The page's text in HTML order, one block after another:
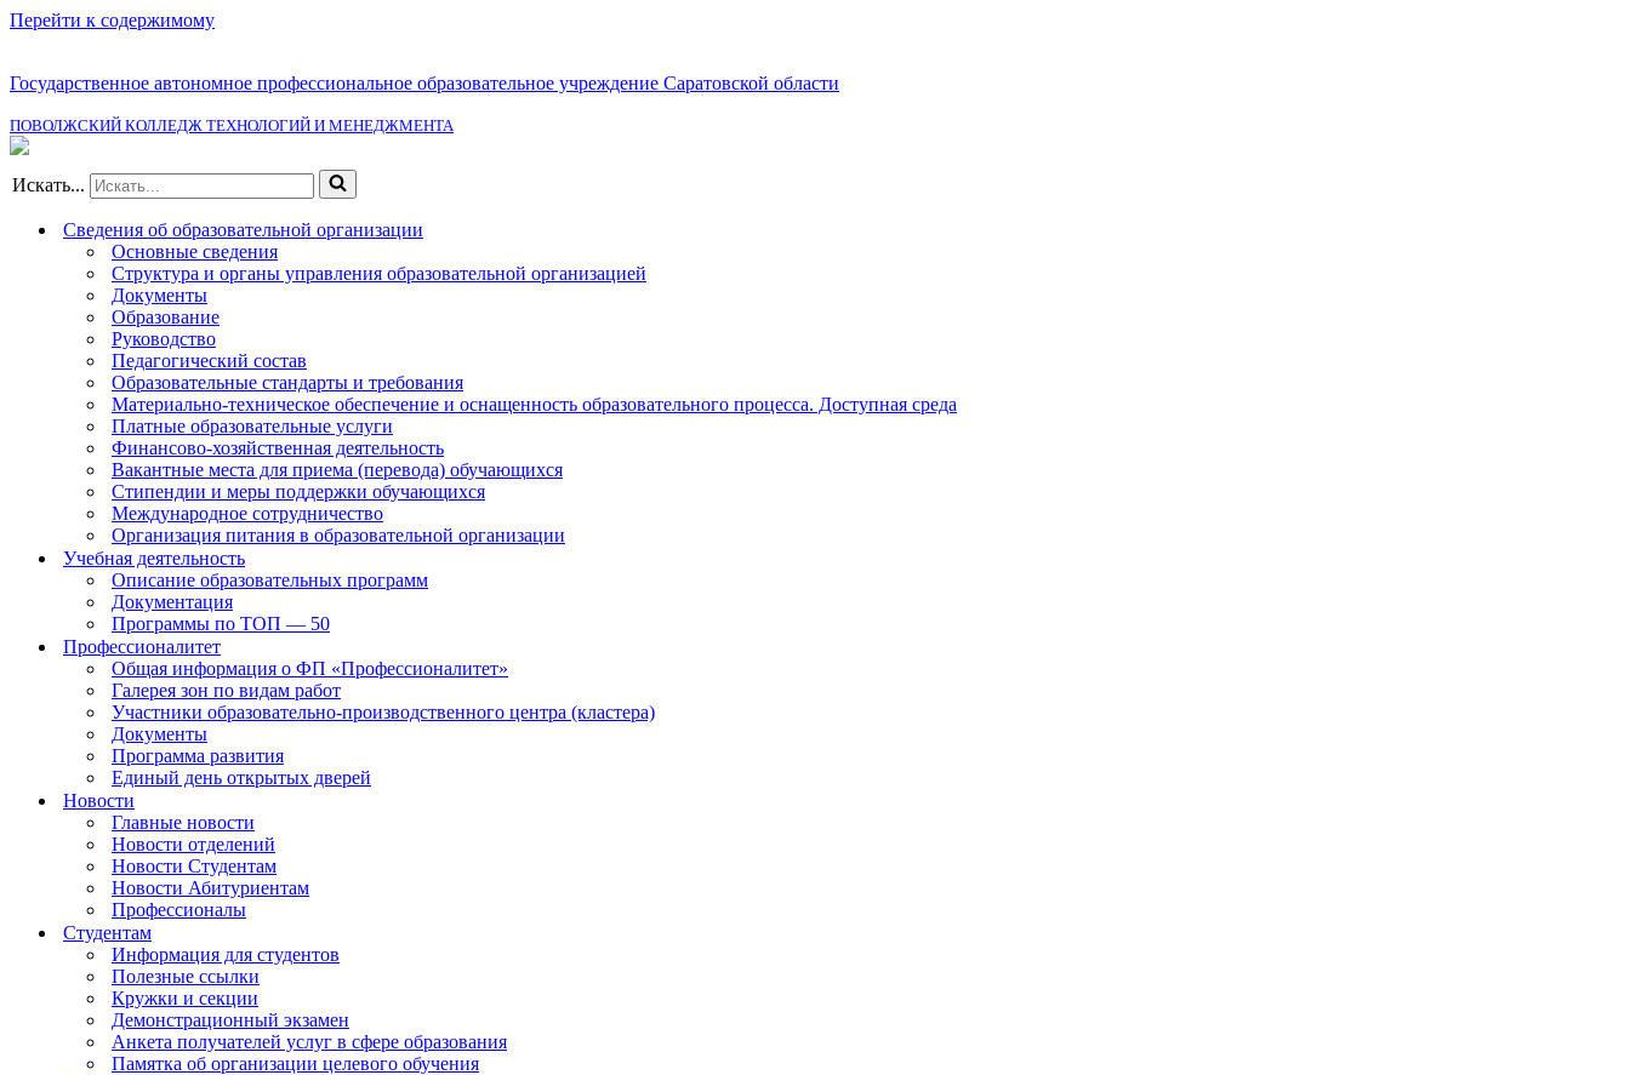
Перейти к содержимому
Государственное автономное профессиональное образовательное учреждение Саратовской области
ПОВОЛЖСКИЙ КОЛЛЕДЖ ТЕХНОЛОГИЙ И МЕНЕДЖМЕНТА
Искать...
Сведения об образовательной организации
Основные сведения
Структура и органы управления образовательной организацией
Документы
Образование
Руководство
Педагогический состав
Образовательные стандарты и требования
Материально-техническое обеспечение и оснащенность образовательного процесса. Доступная среда
Платные образовательные услуги
Финансово-хозяйственная деятельность
Вакантные места для приема (перевода) обучающихся
Стипендии и меры поддержки обучающихся
Международное сотрудничество
Организация питания в образовательной организации
Учебная деятельность
Описание образовательных программ
Документация
Программы по ТОП — 50
Профессионалитет
Общая информация о ФП «Профессионалитет»
Галерея зон по видам работ
Участники образовательно-производственного центра (кластера)
Документы
Программа развития
Единый день открытых дверей
Новости
Главные новости
Новости отделений
Новости Студентам
Новости Абитуриентам
Профессионалы
Студентам
Информация для студентов
Полезные ссылки
Кружки и секции
Демонстрационный экзамен
Анкета получателей услуг в сфере образования
Памятка об организации целевого обучения